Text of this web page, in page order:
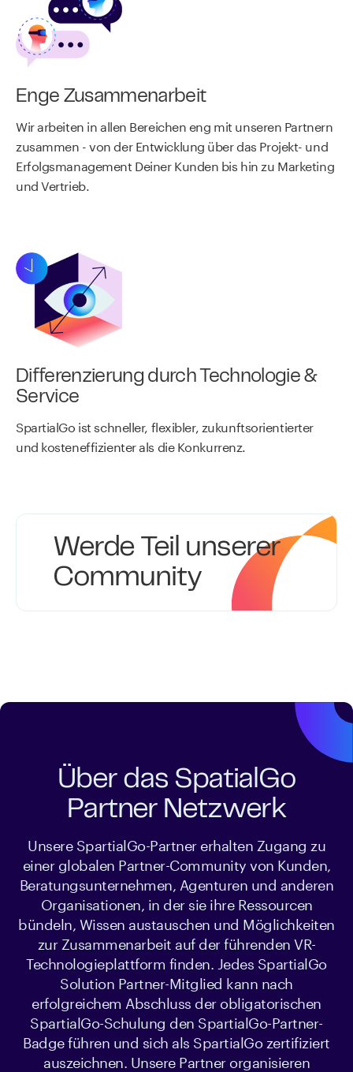
Enge Zusammenarbeit
Wir arbeiten in allen Bereichen eng mit unseren Partnern
zusammen - von der Entwicklung über das Projekt- und
Erfolgsmanagement Deiner Kunden bis hin zu Marketing
und Vertrieb.
Differenzierung durch Technologie &
Service
SpartialGo ist schneller, flexibler, zukunftsorientierter
und kosteneffizienter als die Konkurrenz.
Werde Teil unserer
Community
Über das SpatialGo
Partner Netzwerk
Unsere SpartialGo-Partner erhalten Zugang zu
einer globalen Partner-Community von Kunden,
Beratungsunternehmen, Agenturen und anderen
Organisationen, in der sie ihre Ressourcen
bündeln, Wissen austauschen und Möglichkeiten
zur Zusammenarbeit auf der führenden VR-
Technologieplattform finden. Jedes SpartialGo
Solution Partner-Mitglied kann nach
erfolgreichem Abschluss der obligatorischen
SpartialGo-Schulung den SpartialGo-Partner-
Badge führen und sich als SpartialGo zertifiziert
auszeichnen. Unsere Partner organisieren